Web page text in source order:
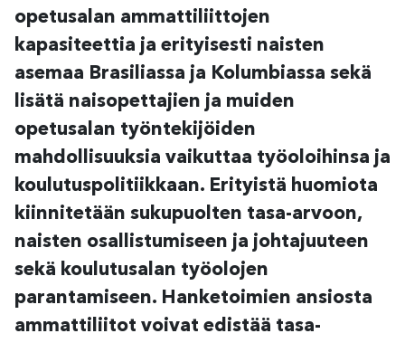
opetusalan ammattiliittojen
kapasiteettia ja erityisesti naisten
asemaa Brasiliassa ja Kolumbiassa sekä
lisätä naisopettajien ja muiden
opetusalan työntekijöiden
mahdollisuuksia vaikuttaa työoloihinsa ja
koulutuspolitiikkaan. Erityistä huomiota
kiinnitetään sukupuolten tasa-arvoon,
naisten osallistumiseen ja johtajuuteen
sekä koulutusalan työolojen
parantamiseen. Hanketoimien ansiosta
ammattiliitot voivat edistää tasa-